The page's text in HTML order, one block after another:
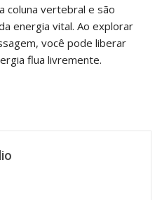
coluna vertebral e são
energia vital. Ao explorar
você pode liberar
flua livremente.